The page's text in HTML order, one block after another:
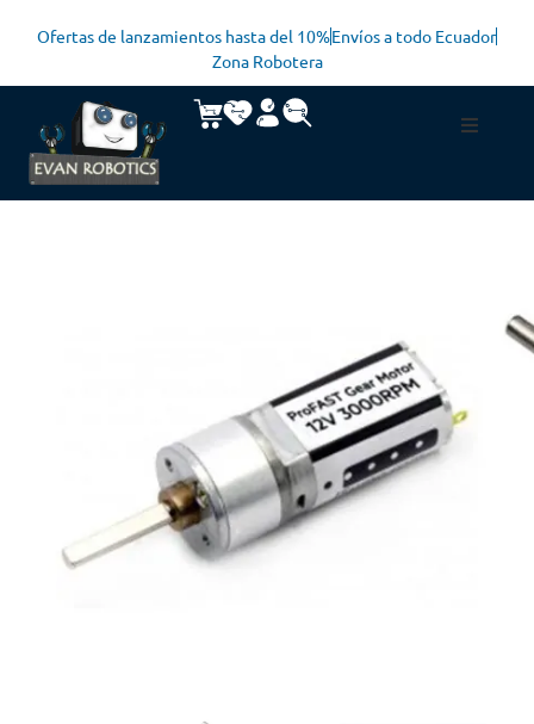
Ofertas de lanzamientos hasta del 10%Envíos a todo Ecuador
Zona Robotera